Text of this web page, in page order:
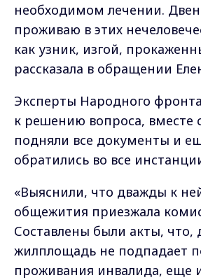
необходимом лечении.
проживаю в этих
как узник, изгой,
рассказала в обращении
Эксперты Народного
к решению вопроса, вместе
подняли все документы и
обратились во все
«Выяснили, что дважды к
общежития приезжала
Составлены были акты, что,
жилплощадь не подпадает
проживания инвалида, еще